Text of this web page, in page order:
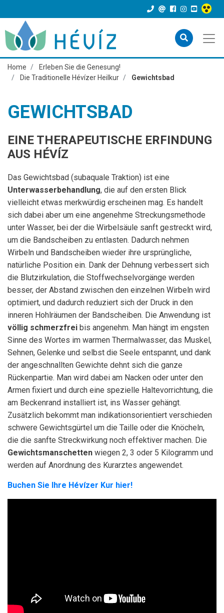
Home
Erleben Sie die Genesung!
Die Traditionelle Hévízer Heilkur
Gewichtsbad
GEWICHTSBAD
EINE THERAPEUTISCHE ERFINDUNG
AUS HÉVÍZ
Das Gewichtsbad (subaquale Traktion) ist eine
Unterwasserbehandlung, die auf den ersten Blick
vielleicht etwas merkwürdig erscheinen mag. Es handelt
sich dabei aber um eine angenehme Streckungsmethode
unter Wasser, bei der die Wirbelsäule sanft gestreckt wird,
um die Bandscheiben zu entlasten. Dadurch nehmen
Wirbeln und Bandscheiben wieder ihre ursprüngliche,
natürliche Position ein. Dank der Dehnung verbessert sich
die Blutzirkulation, die Stoffwechselvorgänge werden
besser, der Abstand zwischen den einzelnen Wirbeln wird
optimiert, und dadurch reduziert sich der Druck in den
inneren Hohlräumen der Bandscheiben. Die Anwendung ist
völlig schmerzfrei bis angenehm. Man hängt im engsten
Sinne des Wortes im warmen Thermalwasser, das Muskel,
Sehnen, Gelenke und selbst die Seele entspannt, und dank
der angeschnallten Gewichte dehnt sich die ganze
Rückenpartie. Man wird dabei am Nacken oder unter den
Armen fixiert und durch eine spezielle Haltevorrichtung, die
am Beckenrand installiert ist, ins Wasser gehängt.
Zusätzlich bekommt man indikationsorientiert verschieden
schwere Gewichtsgürtel um die Taille oder die Knöcheln,
die die sanfte Streckwirkung noch effektiver machen. Die
Gewichtsmanschetten wiegen 2, 3 oder 5 Kilogramm und
werden auf Anordnung des Kurarztes angewendet.
Buchen Sie Ihre Hévízer Kur hier!